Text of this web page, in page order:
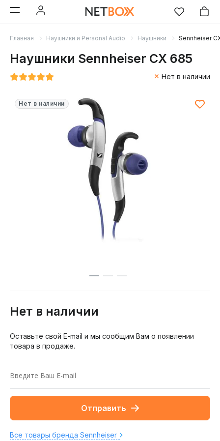
Главная Наушники и Personal Audio Наушники Sennheiser
Наушники Sennheiser CX 685
Нет в наличии
Нет в наличии
Нет в наличии
Оставьте свой E-mail и мы сообщим Вам о появлении
товара в продаже.
Отправить
Все товары бренда Sennheiser